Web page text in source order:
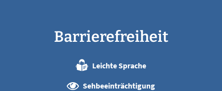
Barrierefreiheit
Leichte Sprache
Sehbeeinträchtigung